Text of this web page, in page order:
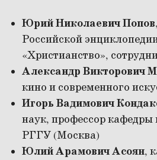
Юрий Николаевич Попов
Российской
«Христианство»,
Александр Викторович
кино и современного
Игорь Вадимович
наук, профессор кафедры
РГГУ (Москва)
Юлий Арамович Асоян,